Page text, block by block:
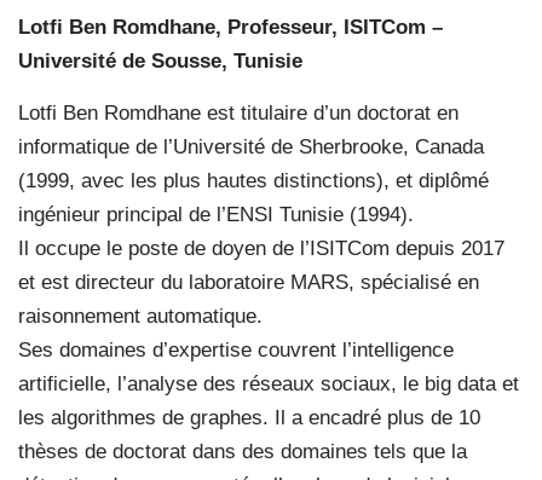
Lotfi Ben Romdhane, Professeur, ISITCom –
Université de Sousse, Tunisie
Lotfi Ben Romdhane est titulaire d’un doctorat en
informatique de l’Université de Sherbrooke, Canada
(1999, avec les plus hautes distinctions), et diplômé
ingénieur principal de l’ENSI Tunisie (1994).
Il occupe le poste de doyen de l’ISITCom depuis 2017
et est directeur du laboratoire MARS, spécialisé en
raisonnement automatique.
Ses domaines d’expertise couvrent l’intelligence
artificielle, l’analyse des réseaux sociaux, le big data et
les algorithmes de graphes. Il a encadré plus de 10
thèses de doctorat dans des domaines tels que la